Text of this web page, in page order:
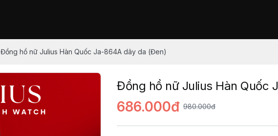
Đồng hồ nữ Julius Hàn Quốc Ja-864A dây da (Đen)
Đồng hồ nữ Julius Hàn Quốc
686.000đ 980.000đ